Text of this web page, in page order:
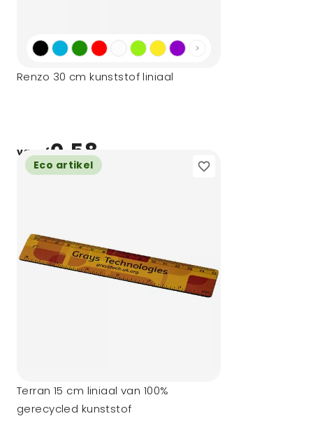
Renzo 30 cm kunststof liniaal
vanaf0,58
Eco artikel
Terran 15 cm liniaal van 100%
gerecycled kunststof